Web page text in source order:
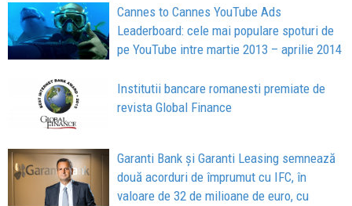
Cannes to Cannes YouTube Ads
Leaderboard: cele mai populare spoturi de
pe YouTube intre martie 2013 – aprilie 2014
Institutii bancare romanesti premiate de
revista Global Finance
Garanti Bank și Garanti Leasing semnează
două acorduri de împrumut cu IFC, în
valoare de 32 de milioane de euro, cu